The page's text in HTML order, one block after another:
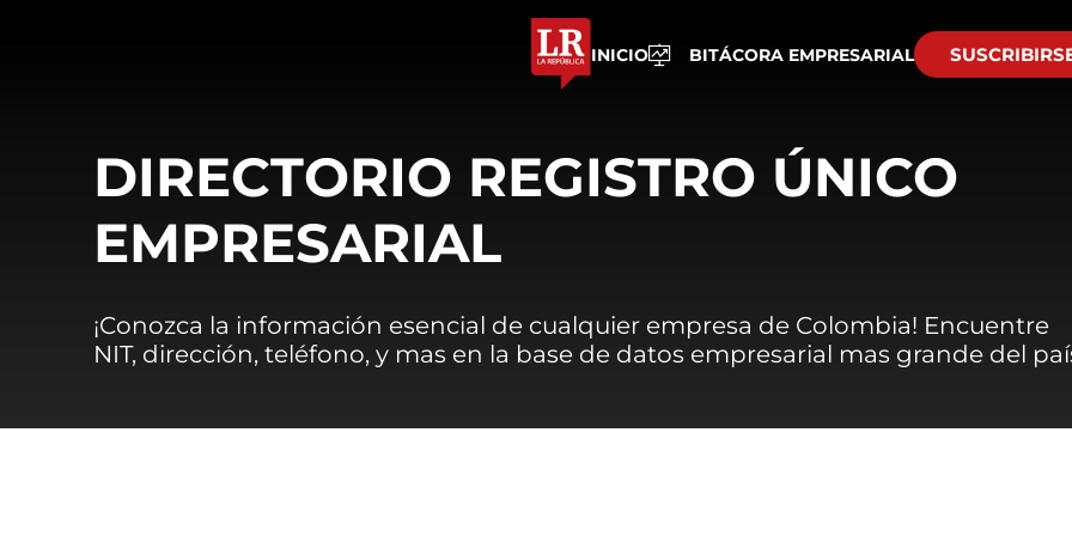
INICIO BITÁCORA EMPRESARIAL
DIRECTORIO REGISTRO ÚNICO
EMPRESARIAL
¡Conozca la información esencial de cualquier empresa de Colombia! Encuentre
NIT, dirección, teléfono, y mas en la base de datos empresarial mas grande del